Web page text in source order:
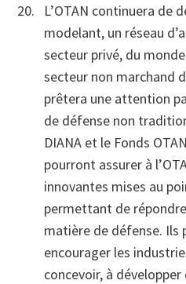
L’OTAN continuera de
modelant, un réseau
secteur privé, du
secteur non marchand
prêtera une attention
de défense non
DIANA et le Fonds
pourront assurer à
innovantes mises au
permettant de
matière de défense. Ils
encourager les
concevoir, à